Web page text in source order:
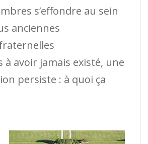
s’effondre au sein
anciennes
avoir jamais existé, une
persiste : à quoi ça